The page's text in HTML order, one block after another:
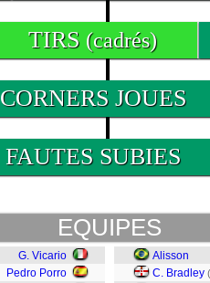
TIRS (cadrés)
CORNERS JOUES
FAUTES SUBIES
EQUIPES
G. Vicario
Pedro Porro
Alisson
C. Bradley (